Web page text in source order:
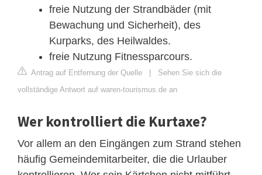
freie Nutzung der Strandbäder (mit
Bewachung und Sicherheit), des
Kurparks, des Heilwaldes.
freie Nutzung Fitnessparcours.
Antrag auf Entfernung der Quelle | Sehen Sie sich die
vollständige Antwort auf waren-tourismus.de an
Wer kontrolliert die Kurtaxe?
Vor allem an den Eingängen zum Strand stehen
häufig Gemeindemitarbeiter, die die Urlauber